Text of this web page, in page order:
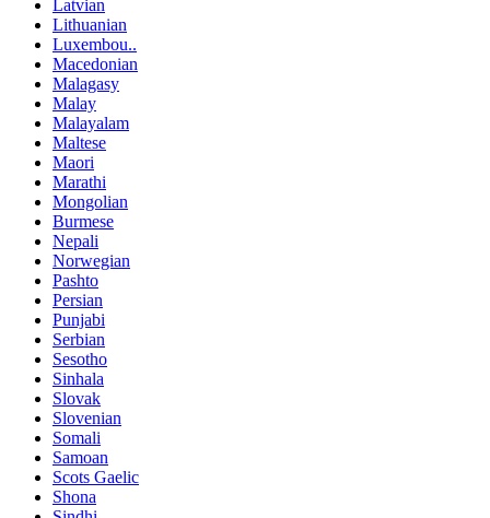
Latvian
Lithuanian
Luxembou..
Macedonian
Malagasy
Malay
Malayalam
Maltese
Maori
Marathi
Mongolian
Burmese
Nepali
Norwegian
Pashto
Persian
Punjabi
Serbian
Sesotho
Sinhala
Slovak
Slovenian
Somali
Samoan
Scots Gaelic
Shona